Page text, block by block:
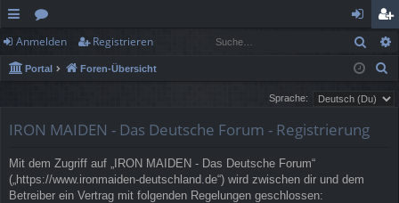
ch
ne
ug
rif
f
or
en
n
m
el
de
eg
ist
rie
Anmelden Registrieren
Portal Foren-Übersicht
Sprache:
IRON MAIDEN - Das Deutsche Forum - Registrierung
Mit dem Zugriff auf „IRON MAIDEN - Das Deutsche Forum“
(„https://www.ironmaiden-deutschland.de“) wird zwischen dir und dem
Betreiber ein Vertrag mit folgenden Regelungen geschlossen: